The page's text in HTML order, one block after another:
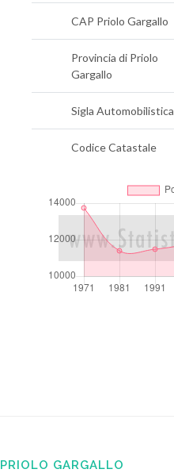
CAP Priolo Gargallo
Provincia di Priolo
Gargallo
Sigla Automobilistica
Codice Catastale
PRIOLO GARGALLO